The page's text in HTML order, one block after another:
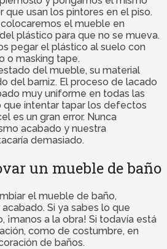
usan los pintores en el piso.
el mueble en
plástico para que no se mueva.
pegar el plástico al suelo con
o masking tape.
del mueble, su material
del barniz. El proceso de lacado
muy uniforme en todas las
que intentar tapar los defectos
es un gran error. Nunca
acabado y nuestra
demasiado.
un mueble de baño
el mueble de baño,
Si ya sabes lo que
¡manos a la obra! Si todavía está
como de costumbre, en
de baños.